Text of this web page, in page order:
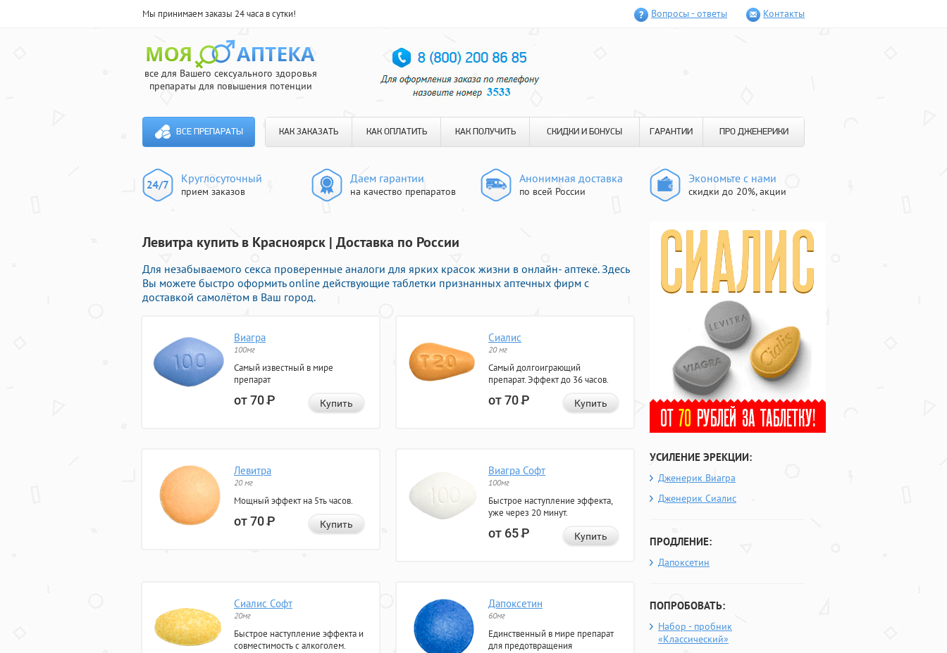
Мы принимаем заказы 24 часа в сутки! Вопросы - ответы Контакты
все для Вашего сексуального здоровья
препараты для повышения потенции
ВСЕ ПРЕПАРАТЫ КАК ЗАКАЗАТЬ КАК ОПЛАТИТЬ КАК ПОЛУЧИТЬ СКИДКИ И БОНУСЫ ГАРАНТИИ ПРО ДЖЕНЕРИКИ
Круглосуточный
прием заказов
Даем гарантии
на качество препаратов
Анонимная доставка
по всей России
Экономьте с нами
скидки до 20%, акции
Левитра купить в Красноярск | Доставка по России
Для незабываемого секса проверенные аналоги для ярких красок жизни в онлайн- аптеке. Здесь
Вы можете быстро оформить online действующие таблетки признанных аптечных фирм с
доставкой самолётом в Ваш город.
Виагра
100мг
Самый известный в мире
препарат
от 70Р Купить
Сиалис
20 мг
Самый долгоиграющий
препарат. Эффект до 36 часов.
от 70Р Купить
Левитра
20 мг
Мощный эффект на 5ть часов.
от 70Р Купить
Виагра Софт
100мг
Быстрое наступление эффекта,
уже через 20 минут.
от 65Р Купить
Сиалис Софт
20мг
Быстрое наступление эффекта и
совместимость с алкоголем.
Дапоксетин
60мг
Единственный в мире препарат
для предотвращения
УСИЛЕНИЕ ЭРЕКЦИИ:
Дженерик Виагра
Дженерик Сиалис
ПРОДЛЕНИЕ:
Дапоксетин
ПОПРОБОВАТЬ:
Набор - пробник
«Классический»